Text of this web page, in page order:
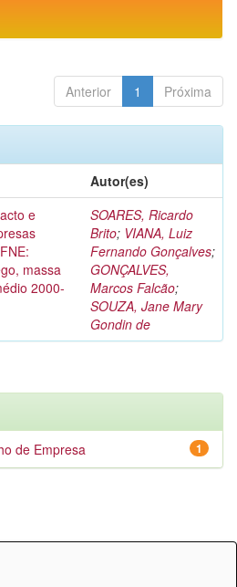
Anterior 1 Próxima
Autor(es)
e
massa
2000-
SOARES, Ricardo
Brito; VIANA, Luiz
Fernando Gonçalves;
GONÇALVES,
Marcos Falcão;
SOUZA, Jane Mary
Gondin de
1
de Empresa